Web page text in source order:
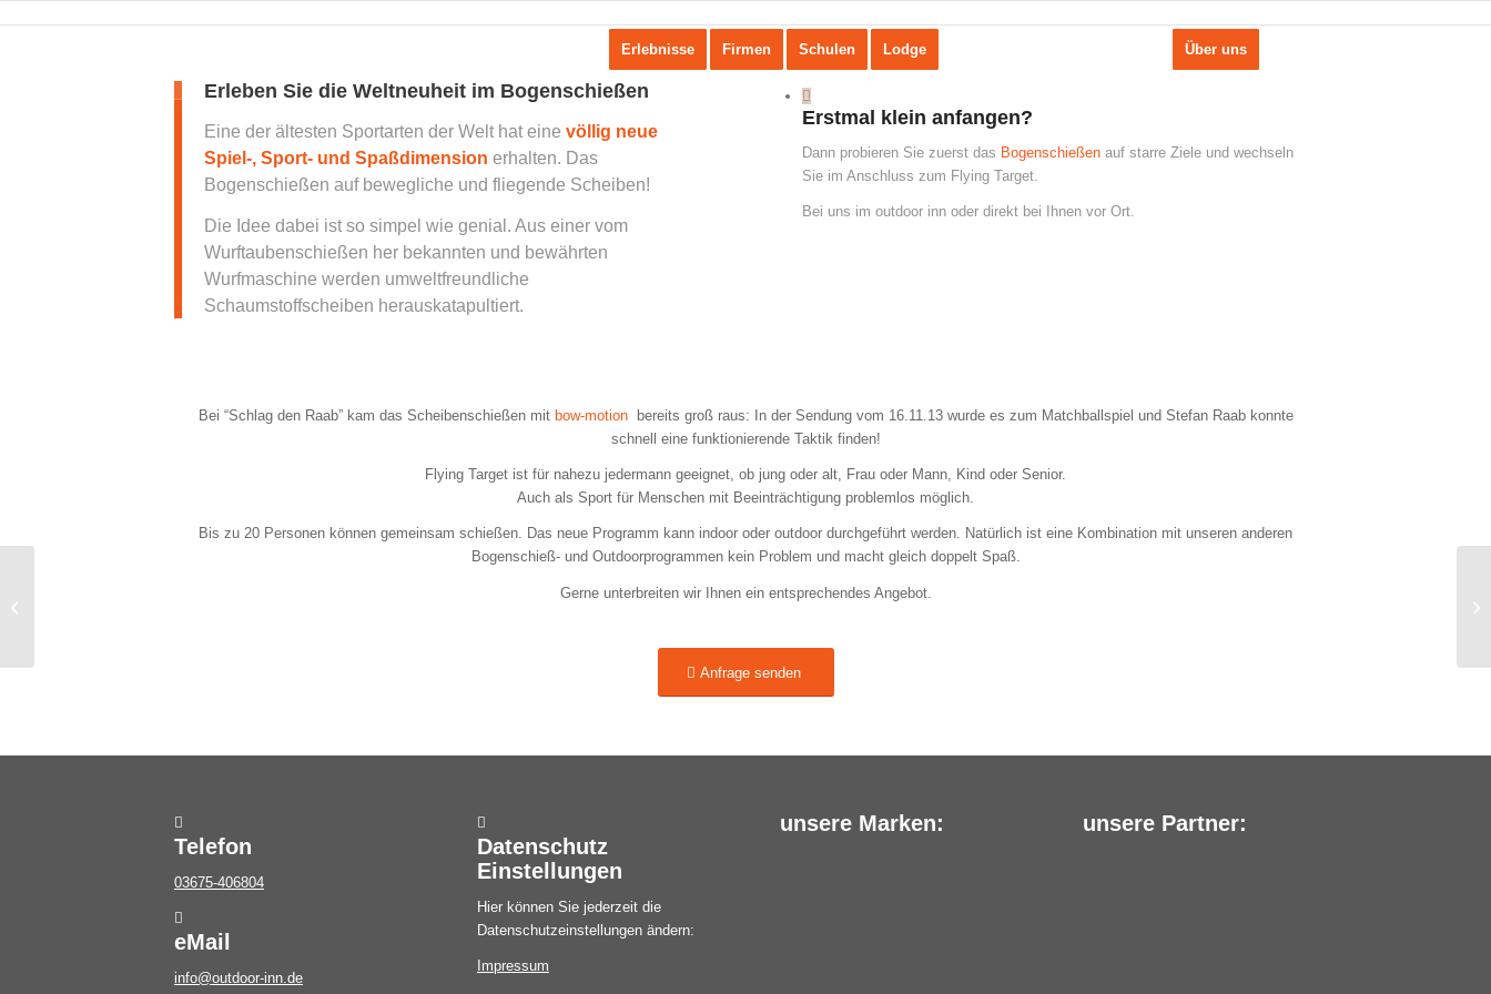
Erlebnisse Firmen Schulen Lodge Über uns
Erleben Sie die Weltneuheit im Bogenschießen
Eine der ältesten Sportarten der Welt hat eine völlig neue
Spiel-, Sport- und Spaßdimension erhalten. Das
Bogenschießen auf bewegliche und fliegende Scheiben!
Die Idee dabei ist so simpel wie genial. Aus einer vom
Wurftaubenschießen her bekannten und bewährten
Wurfmaschine werden umweltfreundliche
Schaumstoffscheiben herauskatapultiert.
Erstmal klein anfangen?
Dann probieren Sie zuerst das Bogenschießen auf starre Ziele und wechseln
Sie im Anschluss zum Flying Target.
Bei uns im outdoor inn oder direkt bei Ihnen vor Ort.
Bei “Schlag den Raab” kam das Scheibenschießen mit bow-motionbereits groß raus: In der Sendung vom 16.11.13 wurde es zum Matchballspiel und Stefan Raab konnte
schnell eine funktionierende Taktik finden!
Flying Target ist für nahezu jedermann geeignet, ob jung oder alt, Frau oder Mann, Kind oder Senior.
Auch als Sport für Menschen mit Beeinträchtigung problemlos möglich.
Bis zu 20 Personen können gemeinsam schießen. Das neue Programm kann indoor oder outdoor durchgeführt werden. Natürlich ist eine Kombination mit unseren anderen
Bogenschieß- und Outdoorprogrammen kein Problem und macht gleich doppelt Spaß.
Gerne unterbreiten wir Ihnen ein entsprechendes Angebot.
Anfrage senden
Telefon
03675-406804
eMail
info@outdoor-inn.de
Datenschutz
Einstellungen
Hier können Sie jederzeit die
Datenschutzeinstellungen ändern:
Impressum
unsere Marken: unsere Partner: